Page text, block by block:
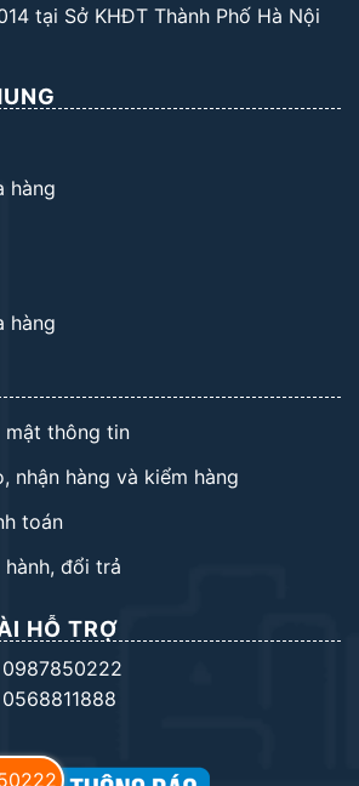
tại Sở KHĐT Thành Phố Hà Nội
hàng
hàng
mật thông tin
nhận hàng và kiểm hàng
toán
hành, đổi trả
HỖ TRỢ
0987850222